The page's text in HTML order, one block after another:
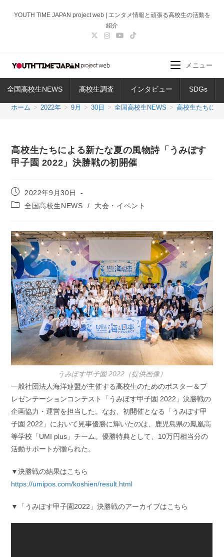
ス
ッ
YOUTH TIME JAPAN project web | エンタメ情報と頑張る高校生の活動を
紹介
全国高校生NEWS 高校生調査 インタビュー SDGs
メニュー
ホーム > 2022年 > 9月 > 30日 > 全国高校生NEWS > 高校生たちに
高校生たちによる新たな夏の風物詩「うみぽす
甲子園 2022」決勝戦の初開催
投
稿
公
2022年9月30日
投
テ
ゴ
リ
ー:
全国高校生NEWS / 大会・イベント
うみぽす甲子園 2022（提供画像）
一般社団法人海洋連盟が主催する高校生のためのポスター＆プ
レゼンテーションコンテスト「うみぽす甲子園 2022」決勝戦の
企画協力・運営を担当した。なお、初開催となる「うみぽす甲
子園 2022」において見事優勝に輝いたのは、鹿児島県の鳳凰高
等学校「UMI plus」チーム。優勝特典として、10万円相当分の
活動サポートが贈られた。
▼決勝戦の結果はこちら
https://umipos.com/koshien/result.html
▼「うみぽす甲子園2022」決勝戦のアーカイブはこちら